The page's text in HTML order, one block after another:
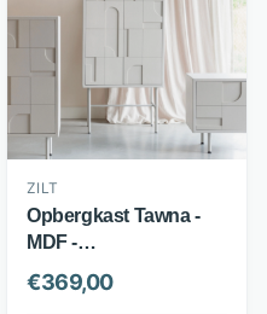
ZILT
Opbergkast Tawna -
MDF -
Ruimtebesparend
design - Beige - ZILT
€369,00